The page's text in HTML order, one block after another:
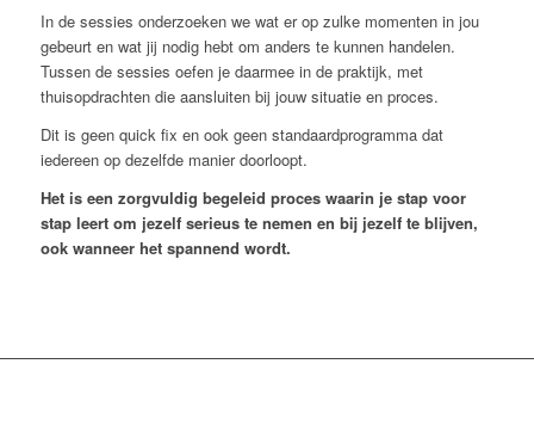
In de sessies onderzoeken we wat er op zulke momenten in jou
gebeurt en wat jij nodig hebt om anders te kunnen handelen.
Tussen de sessies oefen je daarmee in de praktijk, met
thuisopdrachten die aansluiten bij jouw situatie en proces.
Dit is geen quick fix en ook geen standaardprogramma dat
iedereen op dezelfde manier doorloopt.
Het is een zorgvuldig begeleid proces waarin je stap voor
stap leert om jezelf serieus te nemen en bij jezelf te blijven,
ook wanneer het spannend wordt.